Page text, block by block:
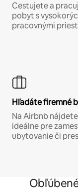
Cestujete a
pobyt s
pracovnými
Hľadáte firemné
Na Airbnb
ideálne pre
ubytovanie či